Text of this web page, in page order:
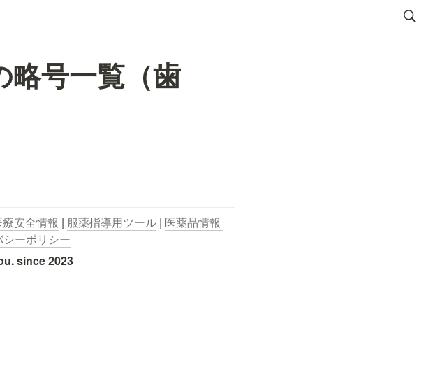
号一覧（歯
療安全情報 | 服薬指導用ツール | 医薬品情報
シーポリシー
since 2023